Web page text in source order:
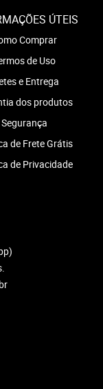
ÚTEIS
Comprar
de Uso
e Entrega
dos produtos
Segurança
de Frete Grátis
de Privacidade